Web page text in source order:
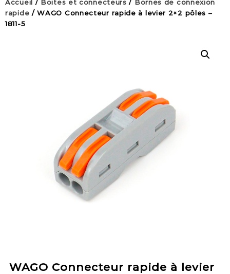
Accueil / Boites et connecteurs / Bornes de connexion
rapide / WAGO Connecteur rapide à levier 2×2 pôles –
1811-5
WAGO Connecteur rapide à levier